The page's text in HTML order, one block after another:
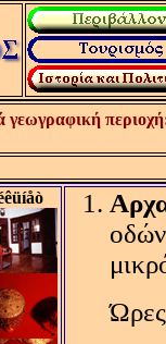
γεωγραφική